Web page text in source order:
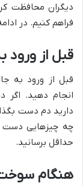
دیگران محافظت
فراهم کنیم. در
قبل از ورود
قبل از ورود به
انجام دهید. اگر
دارید دم دست
چه چیزهایی دست
حداقل برسانید.
هنگام